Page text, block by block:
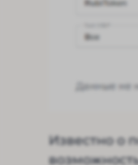
Известно о